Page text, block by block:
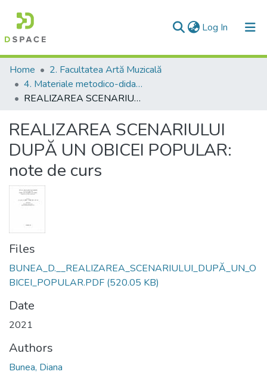
Log In (current)
Communities & Collections
All of DSpace
Home
2. Facultatea Artă Muzicală
4. Materiale metodico-didactice
REALIZAREA SCENARIULUI DUPĂ UN OBICEI POPULAR: note de curs
REALIZAREA SCENARIULUI
DUPĂ UN OBICEI POPULAR:
note de curs
Files
BUNEA_D.__REALIZAREA_SCENARIULUI_DUPĂ_UN_O
BICEI_POPULAR.PDF (520.05 KB)
Date
2021
Authors
Bunea, Diana